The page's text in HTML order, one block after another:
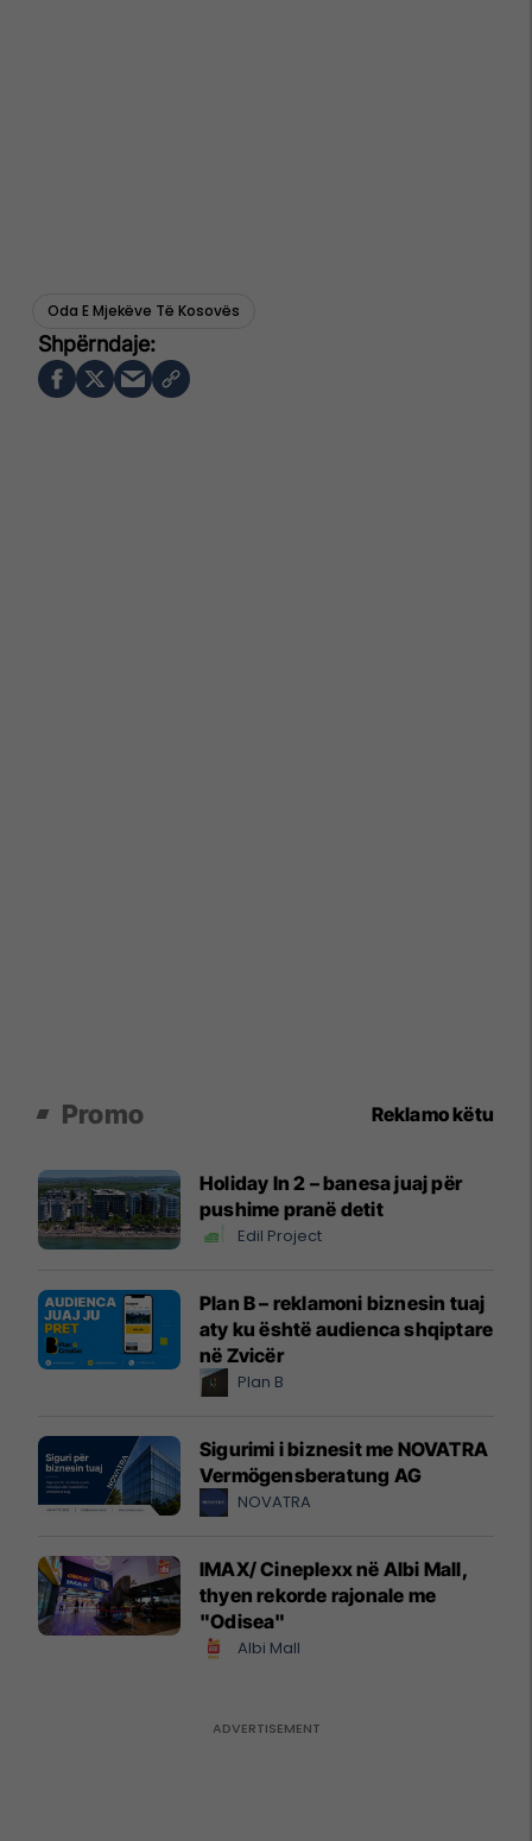
Oda E Mjekëve Të Kosovës
Promo Reklamo këtu
Holiday In 2 – banesa juaj për
pushime pranë detit
Edil Project
Plan B – reklamoni biznesin tuaj
aty ku është audienca shqiptare
në Zvicër
Plan B
Sigurimi i biznesit me NOVATRA
Vermögensberatung AG
NOVATRA
IMAX/ Cineplexx në Albi Mall,
thyen rekorde rajonale me
"Odisea"
Albi Mall